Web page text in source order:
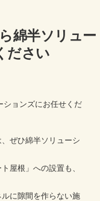
綿半ソリュー
ださい
ぜひ綿半ソリューシ
屋根」への設置も、
に隙間を作らない施